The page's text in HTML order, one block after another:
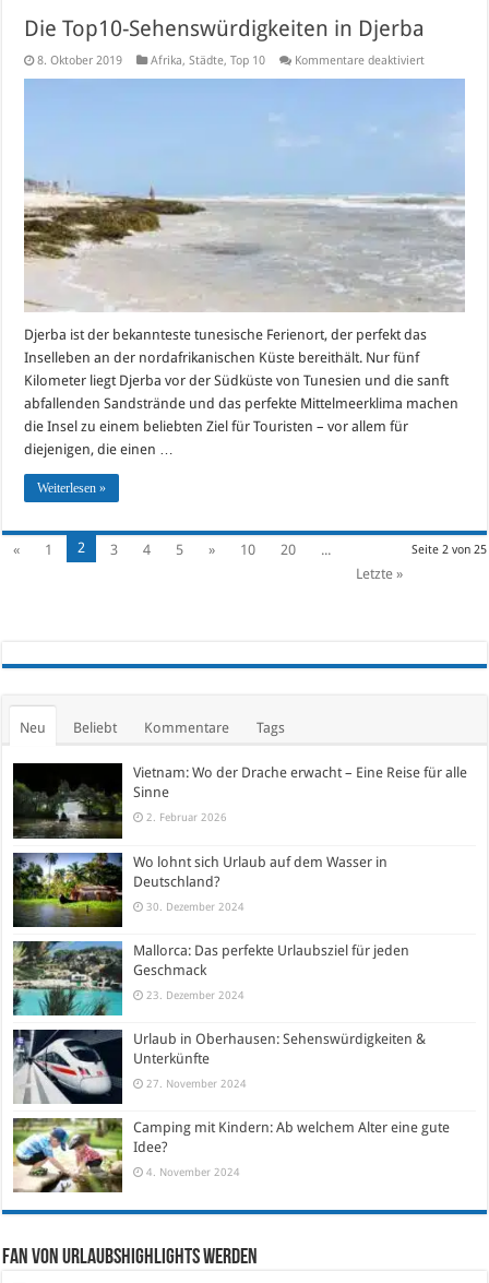
Die Top10-Sehenswürdigkeiten in Djerba
8. Oktober 2019 Afrika,Städte,Top 10 Kommentare deaktiviertfür
Djerba ist der bekannteste tunesische Ferienort, der perfekt das
Inselleben an der nordafrikanischen Küste bereithält. Nur fünf
Kilometer liegt Djerba vor der Südküste von Tunesien und die sanft
abfallenden Sandstrände und das perfekte Mittelmeerklima machen
die Insel zu einem beliebten Ziel für Touristen – vor allem für
diejenigen, die einen …
Weiterlesen »
Seite 2 von 25
« 1 2 3 4 5 » 10 20
...
Letzte »
Neu Beliebt Kommentare Tags
Vietnam: Wo der Drache erwacht – Eine Reise für alle
Sinne
2. Februar 2026
Wo lohnt sich Urlaub auf dem Wasser in
Deutschland?
30. Dezember 2024
Mallorca: Das perfekte Urlaubsziel für jeden
Geschmack
23. Dezember 2024
Urlaub in Oberhausen: Sehenswürdigkeiten &
Unterkünfte
27. November 2024
Camping mit Kindern: Ab welchem Alter eine gute
Idee?
4. November 2024
Fan von Urlaubshighlights werden